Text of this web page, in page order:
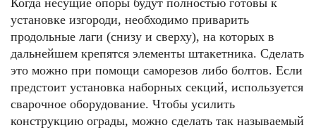
Когда несущие опоры будут полностью готовы к
установке изгороди, необходимо приварить
продольные лаги (снизу и сверху), на которых в
дальнейшем крепятся элементы штакетника. Сделать
это можно при помощи саморезов либо болтов. Если
предстоит установка наборных секций, используется
сварочное оборудование. Чтобы усилить
конструкцию ограды, можно сделать так называемый